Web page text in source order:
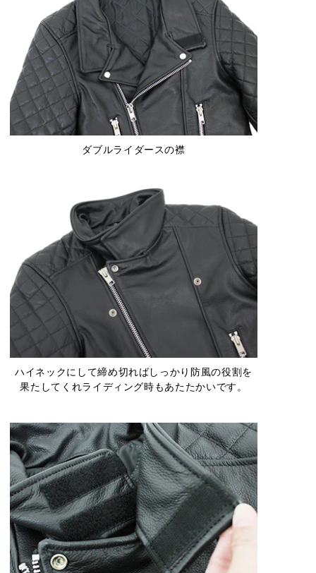
ダブルライダースの襟
ハイネックにして締め切ればしっかり防風の役割を
果たしてくれライディング時もあたたかいです。